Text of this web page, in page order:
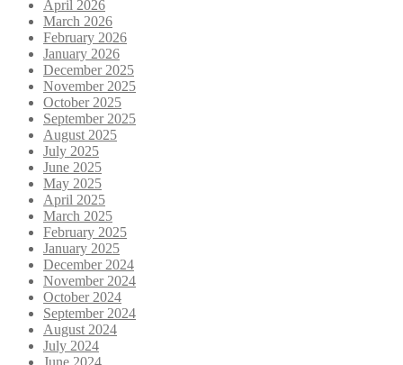
April 2026
March 2026
February 2026
January 2026
December 2025
November 2025
October 2025
September 2025
August 2025
July 2025
June 2025
May 2025
April 2025
March 2025
February 2025
January 2025
December 2024
November 2024
October 2024
September 2024
August 2024
July 2024
June 2024